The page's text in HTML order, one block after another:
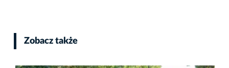
Zobacz także